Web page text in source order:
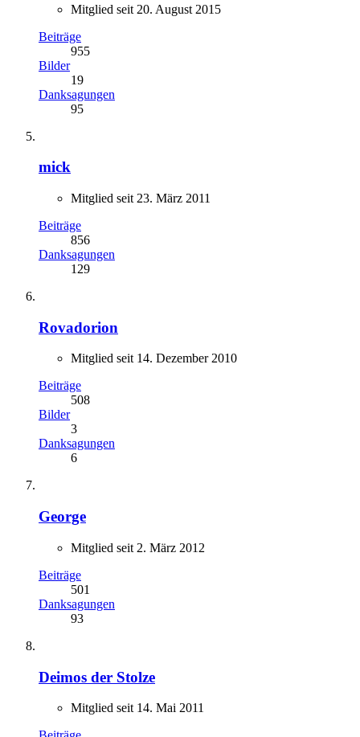
Mitglied seit 20. August 2015
Beiträge
955
Bilder
19
Danksagungen
95
mick
Mitglied seit 23. März 2011
Beiträge
856
Danksagungen
129
Rovadorion
Mitglied seit 14. Dezember 2010
Beiträge
508
Bilder
3
Danksagungen
6
George
Mitglied seit 2. März 2012
Beiträge
501
Danksagungen
93
Deimos der Stolze
Mitglied seit 14. Mai 2011